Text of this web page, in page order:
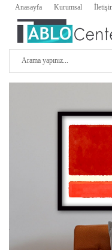
Anasayfa Kurumsal